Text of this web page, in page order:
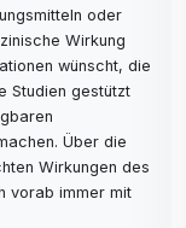
oder
Wirkung
wünscht, die
Studien gestützt
Über die
Wirkungen des
vorab immer mit